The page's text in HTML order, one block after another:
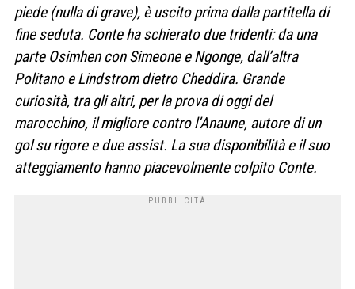
piede (nulla di grave), è uscito prima dalla partitella di
fine seduta. Conte ha schierato due tridenti: da una
parte Osimhen con Simeone e Ngonge, dall’altra
Politano e Lindstrom dietro Cheddira. Grande
curiosità, tra gli altri, per la prova di oggi del
marocchino, il migliore contro l’Anaune, autore di un
gol su rigore e due assist. La sua disponibilità e il suo
atteggiamento hanno piacevolmente colpito Conte.